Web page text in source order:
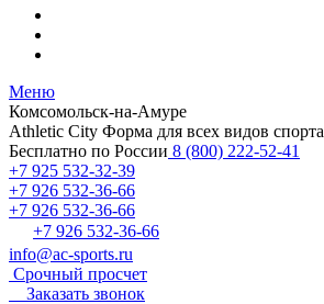
Меню
Комсомольск-на-Амуре
Athletic City Форма для всех видов спорта
Бесплатно по России 8 (800) 222-52-41
+7 925 532-32-39
+7 926 532-36-66
+7 926 532-36-66
+7 926 532-36-66
info@ac-sports.ru
Срочный просчет
Заказать звонок